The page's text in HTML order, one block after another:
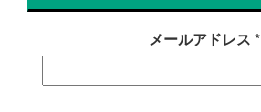
メールアドレス *